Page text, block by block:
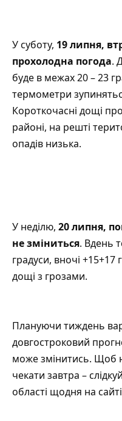
У суботу, 19 липня,
прохолодна погода.
буде в межах 20 – 23
термометри
Короткочасні дощі
районі, на решті
опадів низька.
У неділю, 20 липня,
не зміниться. Вдень
градуси, вночі +15+17
дощі з грозами.
Плануючи тиждень
довгостроковий
може змінитись. Щоб
чекати завтра –
області щодня на